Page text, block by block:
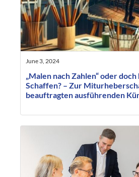
June 3, 2024
„Malen nach Zahlen“ oder
Schaffen? – Zur
beauftragten ausführenden